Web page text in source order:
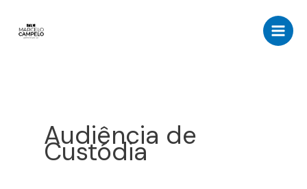
Audiência de
Custódia